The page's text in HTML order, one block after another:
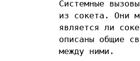
Системные вызовы
из сокета. Они
является ли
описаны общие
между ними.